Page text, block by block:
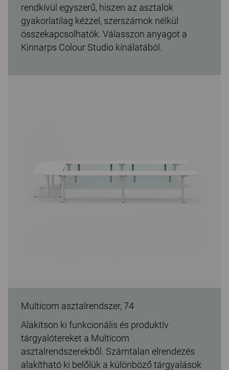
rendkívül egyszerű, hiszen az asztalok
gyakorlatilag kézzel, szerszámok nélkül
összekapcsolhatók. Válasszon anyagot a
Kinnarps Colour Studio kínálatából.
Multicom asztalrendszer, 74
Alakítson ki funkcionális és produktív
tárgyalótereket a Multicom
asztalrendszerekből. Számtalan elrendezés
alakítható ki belőlük a különböző tárgyalások